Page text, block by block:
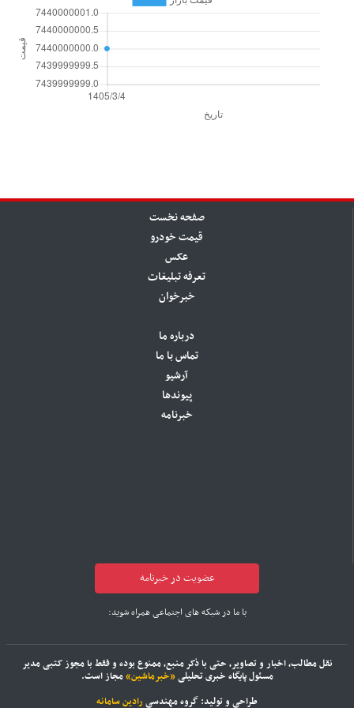
صفحه نخست
قیمت خودرو
عکس
تعرفه تبلیغات
خبرخوان
درباره ما
تماس با ما
آرشیو
پیوندها
خبرنامه
عضویت در خبرنامه
با ما در شبکه های اجتماعی همراه شوید:
نقل مطالب، اخبار و تصاویر، حتی با ذکر منبع، ممنوع بوده و فقط با مجوز کتبی مدیر
مسئول پایگاه خبری تحلیلی «خبرماشین»مجاز است.
طراحی و تولید: گروه مهندسی رادین سامانه